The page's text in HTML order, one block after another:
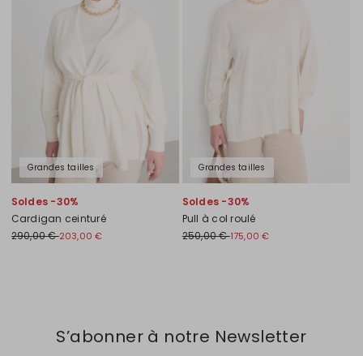
Grandes tailles
Soldes -30%
Cardigan ceinturé
290,00 €203,00 €
Grandes tailles
Soldes -30%
Pull à col roulé
250,00 €175,00 €
S’abonner à notre Newsletter